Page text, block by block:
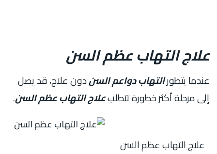
علاج التهاب عظم السن
عندما يتطورالتهاب دواعم السندون علاج، قد يصل
إلى مرحلة أكثر خطورة تتطلبعلاج التهاب عظم السن.
علاج التهاب عظم السن